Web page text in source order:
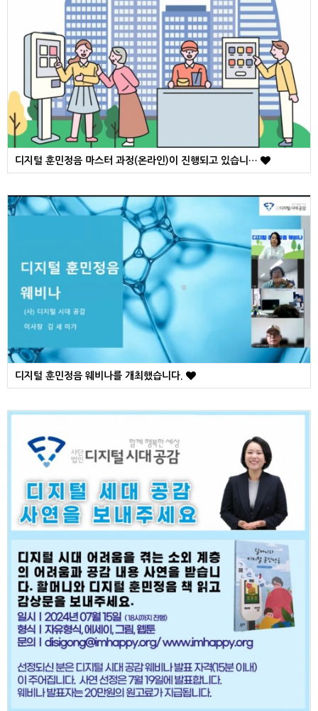
디지털 훈민정음 마스터 과정(온라인)이 진행되고 있습니…
디지털 훈민정음 웨비나를 개최했습니다.